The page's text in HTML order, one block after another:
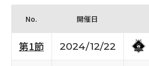
No. 開催日
第1節 2024/12/22